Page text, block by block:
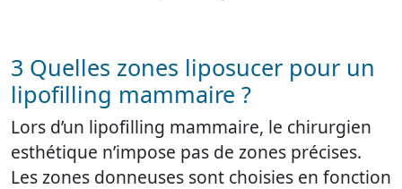
3 Quelles zones liposucer pour un
lipofilling mammaire ?
Lors d’un lipofilling mammaire, le chirurgien
esthétique n’impose pas de zones précises.
Les zones donneuses sont choisies en fonction